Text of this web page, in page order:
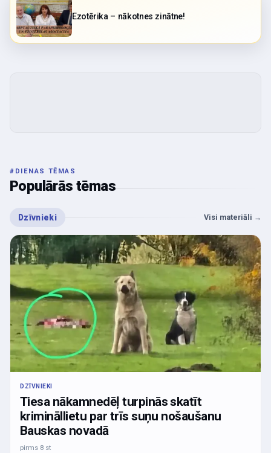
Ezotērika – nākotnes zinātne!
# DIENAS TĒMAS
Populārās tēmas
Dzīvnieki Visi materiāli →
DZĪVNIEKI
Tiesa nākamnedēļ turpinās skatīt
krimināllietu par trīs suņu nošaušanu
Bauskas novadā
pirms 8 st